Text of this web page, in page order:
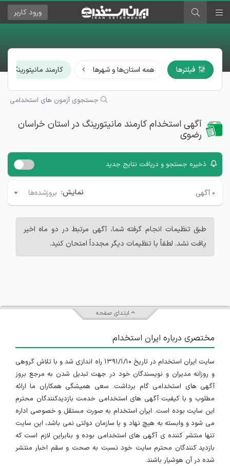
ورود کاربر
فیلترها همه استان‌ها و شهرها کارمند مانیتورینگ
جستجوی آزمون های استخدامی
آگهی استخدام کارمند مانیتورینگ در استان خراسان
رضوی
ذخیره جستجو و دریافت نتایج جدید
۰ آگهی نمایش: بروزشده‌ها
طبق تنظیمات انجام گرفته شما، آگهی مرتبط در دو ماه اخیر
یافت نشد. لطفاً با تنظیمات دیگر مجدداً امتحان کنید.
ابتدای صفحه
مختصری درباره ایران استخدام
سایت ایران استخدام در تاریخ ۱۳۹۱/۱/۱۰ راه اندازی شد و با تلاش گروهی
و روزانه مدیران و نویسندگان خود در جهت تبدیل شدن به مرجع بروز
آگهی های استخدامی گام برداشت. سعی همیشگی همکاران ما ارائه
مطلوب و با کیفیت آگهی های استخدامی خدمت بازدیدکنندگان محترم
این سایت بوده است. ایران استخدام به صورت مستقل و خصوصی اداره
می شود و وابسته به هیچ نهاد و یا سازمان دولتی نمی باشد، این سایت
تنها منتشر کننده ی آگهی های استخدامی بوده و بنابراین لازم است که
بازدید کنندگان محترم سایت خود نسبت به صحت و سقم اخبار منتشر
شده در آن هوشیار باشند.